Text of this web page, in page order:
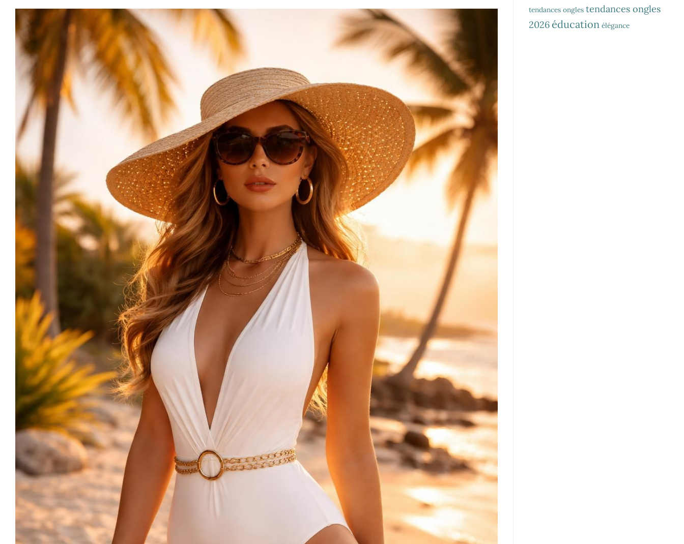
tendances ongles tendances ongles
2026 éducation élégance